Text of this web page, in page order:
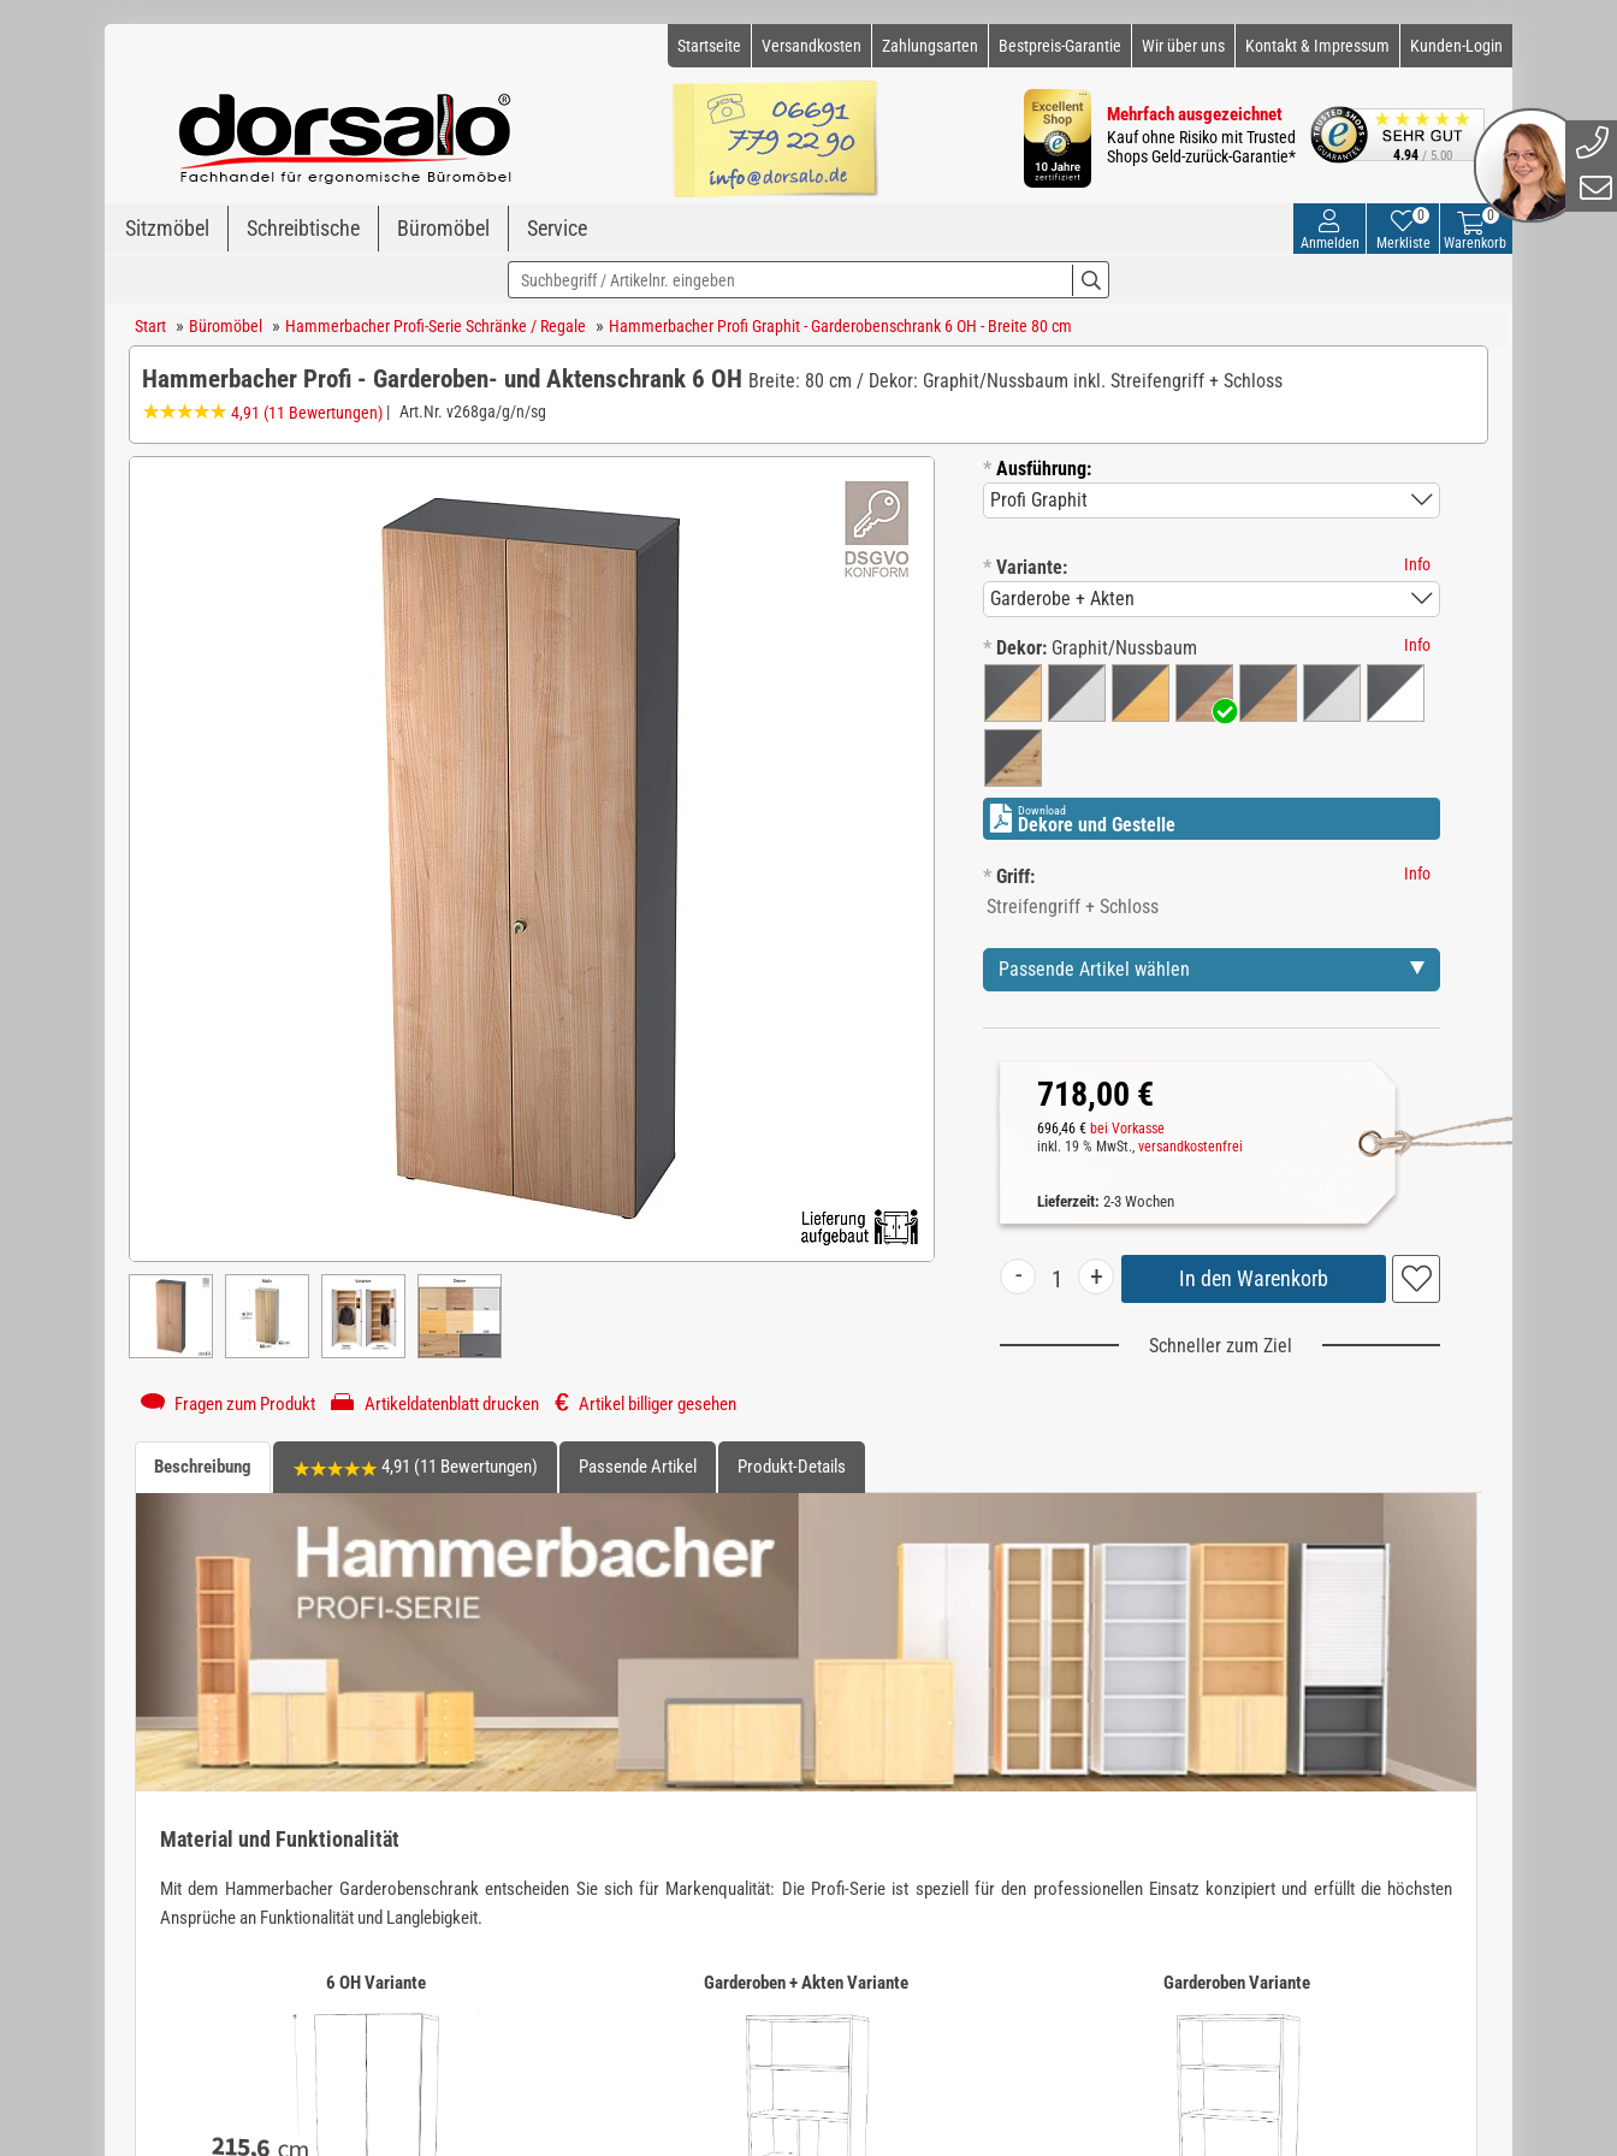
Startseite Versandkosten Zahlungsarten Bestpreis-Garantie Wir über uns Kontakt & Impressum Kunden-Login
Mehrfach ausgezeichnet
Kauf ohne Risiko mit Trusted
Shops Geld-zurück-Garantie*
4.94 / 5.00
Sitzmöbel Schreibtische Büromöbel Service
0
Warenkorb
Merkliste
0
Anmelden
Start » Büromöbel » Hammerbacher Profi-Serie Schränke / Regale » Hammerbacher Profi Graphit - Garderobenschrank 6 OH - Breite 80 cm
Hammerbacher Profi - Garderoben- und Aktenschrank 6 OH Breite: 80 cm / Dekor: Graphit/Nussbaum inkl. Streifengriff + Schloss
4,91 (11 Bewertungen) | Art.Nr. v268ga/g/n/sg
* Ausführung:
* Variante: Info
* Dekor: Graphit/Nussbaum Info
Download
Dekore und Gestelle
* Griff: Info
Passende Artikel wählen
718,00 €
696,46 € bei Vorkasse
inkl. 19 % MwSt., versandkostenfrei
Lieferzeit: 2-3 Wochen
- +
Schneller zum Ziel
Fragen zum Produkt Artikeldatenblatt drucken Artikel billiger gesehen
Beschreibung 4,91 (11 Bewertungen) Passende Artikel Produkt-Details
Material und Funktionalität
Mit dem Hammerbacher Garderobenschrank entscheiden Sie sich für Markenqualität: Die Profi-Serie ist speziell für den professionellen Einsatz konzipiert und erfüllt die höchsten
Ansprüche an Funktionalität und Langlebigkeit.
6 OH Variante Garderoben + Akten Variante Garderoben Variante